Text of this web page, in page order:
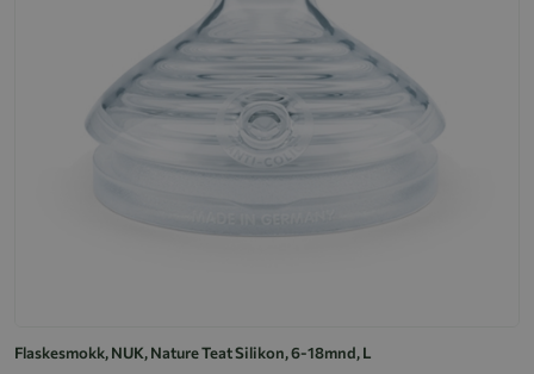
Flaskesmokk, NUK, Nature Teat Silikon, 6-18mnd, L